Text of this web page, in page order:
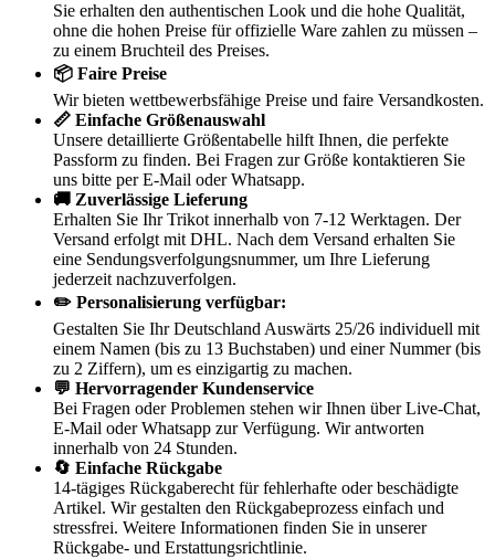
Sie erhalten den authentischen Look und die hohe Qualität,
ohne die hohen Preise für offizielle Ware zahlen zu müssen –
zu einem Bruchteil des Preises.
📦 Faire Preise
Wir bieten wettbewerbsfähige Preise und faire Versandkosten.
📏 Einfache Größenauswahl
Unsere detaillierte Größentabelle hilft Ihnen, die perfekte
Passform zu finden. Bei Fragen zur Größe kontaktieren Sie
uns bitte per E-Mail oder Whatsapp.
🚚 Zuverlässige Lieferung
Erhalten Sie Ihr Trikot innerhalb von 7-12 Werktagen. Der
Versand erfolgt mit DHL. Nach dem Versand erhalten Sie
eine Sendungsverfolgungsnummer, um Ihre Lieferung
jederzeit nachzuverfolgen.
✏️ Personalisierung verfügbar:
Gestalten Sie Ihr Deutschland Auswärts 25/26 individuell mit
einem Namen (bis zu 13 Buchstaben) und einer Nummer (bis
zu 2 Ziffern), um es einzigartig zu machen.
💬 Hervorragender Kundenservice
Bei Fragen oder Problemen stehen wir Ihnen über Live-Chat,
E-Mail oder Whatsapp zur Verfügung. Wir antworten
innerhalb von 24 Stunden.
🔄 Einfache Rückgabe
14-tägiges Rückgaberecht für fehlerhafte oder beschädigte
Artikel. Wir gestalten den Rückgabeprozess einfach und
stressfrei. Weitere Informationen finden Sie in unserer
Rückgabe- und Erstattungsrichtlinie.